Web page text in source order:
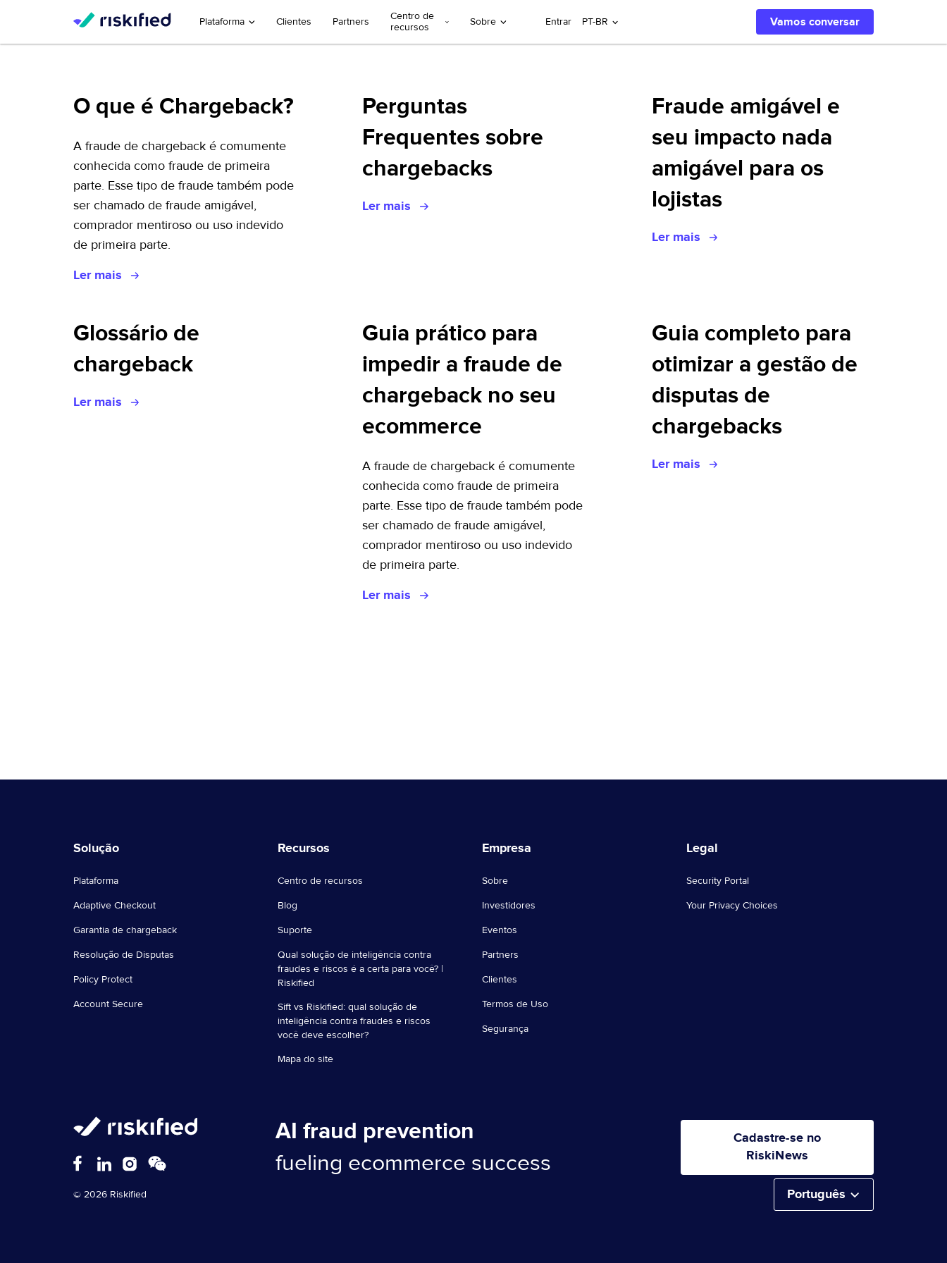
Plataforma Clientes Partners
Centro de
recursos
Sobre Entrar PT-BR Vamos conversar
O que é Chargeback?
A fraude de chargeback é comumente
conhecida como fraude de primeira
parte. Esse tipo de fraude também pode
ser chamado de fraude amigável,
comprador mentiroso ou uso indevido
de primeira parte.
Ler mais
Perguntas
Frequentes sobre
chargebacks
Ler mais
Fraude amigável e
seu impacto nada
amigável para os
lojistas
Ler mais
Glossário de
chargeback
Ler mais
Guia prático para
impedir a fraude de
chargeback no seu
ecommerce
A fraude de chargeback é comumente
conhecida como fraude de primeira
parte. Esse tipo de fraude também pode
ser chamado de fraude amigável,
comprador mentiroso ou uso indevido
de primeira parte.
Ler mais
Guia completo para
otimizar a gestão de
disputas de
chargebacks
Ler mais
Solução
Plataforma
Adaptive Checkout
Garantia de chargeback
Resolução de Disputas
Policy Protect
Account Secure
Recursos
Centro de recursos
Blog
Suporte
Qual solução de inteligência contra
fraudes e riscos é a certa para você? |
Riskified
Sift vs Riskified: qual solução de
inteligência contra fraudes e riscos
você deve escolher?
Mapa do site
Empresa
Sobre
Investidores
Eventos
Partners
Clientes
Termos de Uso
Segurança
Legal
Security Portal
Your Privacy Choices
AI fraud prevention
fueling ecommerce success
Cadastre-se no
RiskiNews
© 2026 Riskified Português